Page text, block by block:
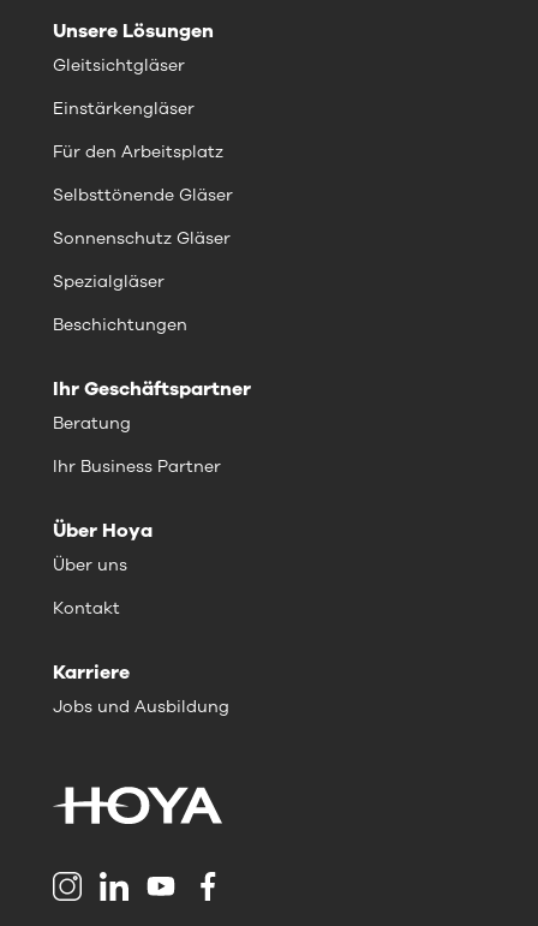
Unsere Lösungen
Gleitsichtgläser
Einstärkengläser
Für den Arbeitsplatz
Selbsttönende Gläser
Sonnenschutz Gläser
Spezialgläser
Beschichtungen
Ihr Geschäftspartner
Beratung
Ihr Business Partner
Über Hoya
Über uns
Kontakt
Karriere
Jobs und Ausbildung